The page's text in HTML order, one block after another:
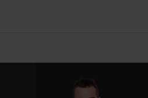
Waterafstotend